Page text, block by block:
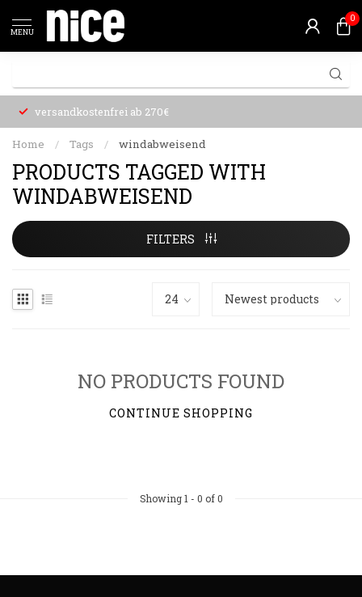
MENU
0
versandkostenfrei ab 270€
Home / Tags / windabweisend
PRODUCTS TAGGED WITH
WINDABWEISEND
FILTERS
NO PRODUCTS FOUND
CONTINUE SHOPPING
Showing1 - 0 of 0